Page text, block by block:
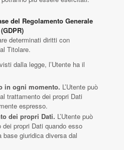
del Regolamento Generale
determinati diritti con
Titolare.
dalla legge, l’Utente ha il
in ogni momento. L’Utente può
trattamento dei propri Dati
espresso.
dei propri Dati. L’Utente può
propri Dati quando esso
giuridica diversa dal